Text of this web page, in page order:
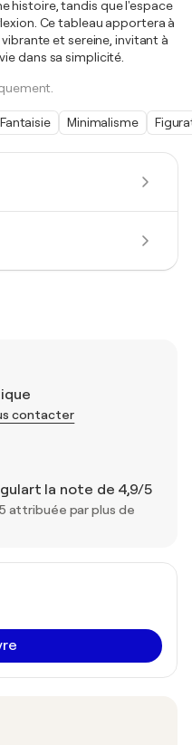
contacter
la note de 4,9/5
attribuée par plus de
histoire, tandis que l'espace
Ce tableau apportera à
et sereine, invitant à
dans sa simplicité.
Fantaisie Minimalisme